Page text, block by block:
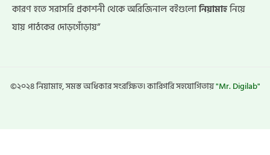
কারণ হতে সরাসরি প্রকাশনী থেকে অরিজিনাল বইগুলোনিয়ামাহনিয়ে
যায় পাঠকের দোড়গোঁড়ায়”
©২০২৪ নিয়ামাহ, সমস্ত অধিকার সংরক্ষিত। কারিগরি সহযোগিতায়"Mr. Digilab"